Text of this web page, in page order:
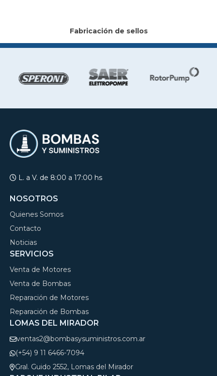
Fabricación de sellos
L. a V. de 8:00 a 17:00 hs
NOSOTROS
Quienes Somos
Contacto
Noticias
SERVICIOS
Venta de Motores
Venta de Bombas
Reparación de Motores
Reparación de Bombas
LOMAS DEL MIRADOR
ventas2@bombasysuministros.com.ar
(+54) 9 11 6466-7094
Gral. Guido 2552, Lomas del Mirador